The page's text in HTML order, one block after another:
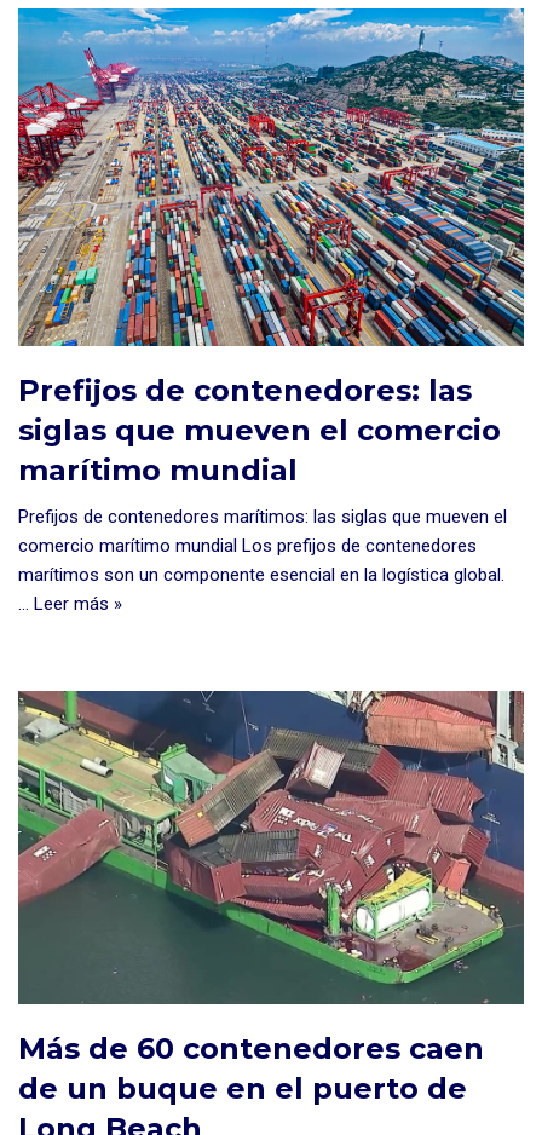
Prefijos de contenedores: las
siglas que mueven el comercio
marítimo mundial
Prefijos de contenedores marítimos: las siglas que mueven el
comercio marítimo mundial Los prefijos de contenedores
marítimos son un componente esencial en la logística global.
… Leer más »
Más de 60 contenedores caen
de un buque en el puerto de